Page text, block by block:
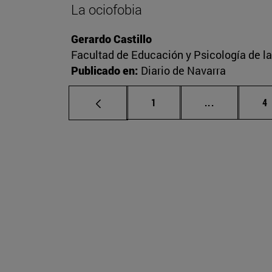
La ociofobia
Gerardo Castillo
Facultad de Educación y Psicología de
Publicado en: Diario de Navarra
Página
1 ... Páginas 4